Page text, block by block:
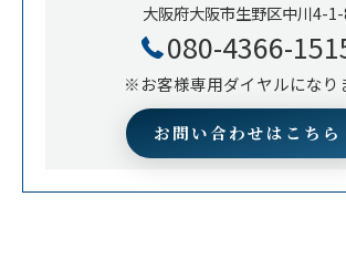
大阪府大阪市生野区中川4-
080-4366-
※お客様専用ダイヤルになり
お問い合わせはこちら